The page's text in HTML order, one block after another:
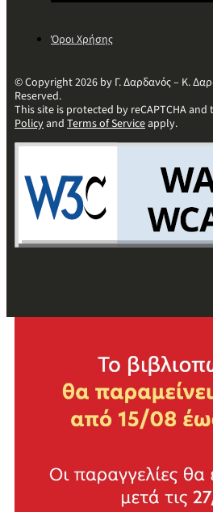
Όροι Χρήσης
© Copyright 2026 by Γ. Δαρδανός – Κ.
Reserved.
This site is protected by reCAPTCHA and
Policyand Terms of Serviceapply.